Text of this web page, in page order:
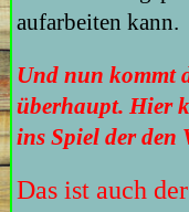
aufarbeiten kann.
Und nun kommt
überhaupt. Hier
ins Spiel der den
Das ist auch